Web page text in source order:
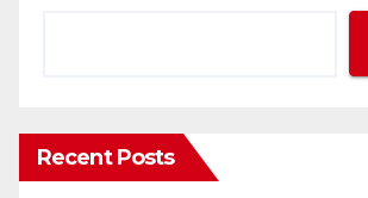
Recent Posts